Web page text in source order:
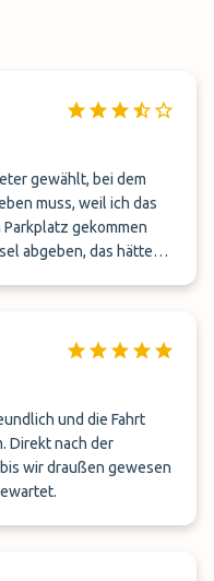
gewählt, bei dem
muss, weil ich das
gekommen
abgeben, das hätte
suchen. Ich
sondern zu einem
aufzusammeln. Dies
ewig gebraucht
das Gepäck umzuladen
Dazu kam, dass wir
und die Fahrt
Direkt nach der
wir draußen gewesen